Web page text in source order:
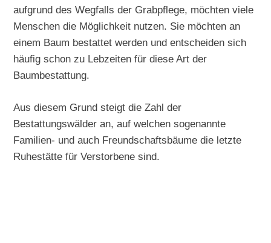
aufgrund des Wegfalls der Grabpflege, möchten viele
Menschen die Möglichkeit nutzen. Sie möchten an
einem Baum bestattet werden und entscheiden sich
häufig schon zu Lebzeiten für diese Art der
Baumbestattung.
Aus diesem Grund steigt die Zahl der
Bestattungswälder an, auf welchen sogenannte
Familien- und auch Freundschaftsbäume die letzte
Ruhestätte für Verstorbene sind.